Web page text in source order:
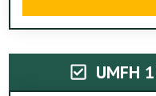
UMFH